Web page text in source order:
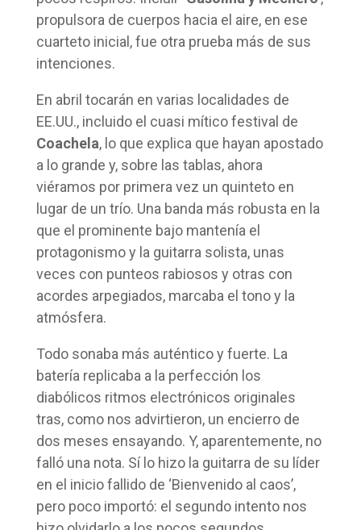
propulsora de cuerpos hacia el aire, en ese
cuarteto inicial, fue otra prueba más de sus
intenciones.
En abril tocarán en varias localidades de
EE.UU., incluido el cuasi mítico festival de
Coachela, lo que explica que hayan apostado
a lo grande y, sobre las tablas, ahora
viéramos por primera vez un quinteto en
lugar de un trío. Una banda más robusta en la
que el prominente bajo mantenía el
protagonismo y la guitarra solista, unas
veces con punteos rabiosos y otras con
acordes arpegiados, marcaba el tono y la
atmósfera.
Todo sonaba más auténtico y fuerte. La
batería replicaba a la perfección los
diabólicos ritmos electrónicos originales
tras, como nos advirtieron, un encierro de
dos meses ensayando. Y, aparentemente, no
falló una nota. Sí lo hizo la guitarra de su líder
en el inicio fallido de ‘Bienvenido al caos’,
pero poco importó: el segundo intento nos